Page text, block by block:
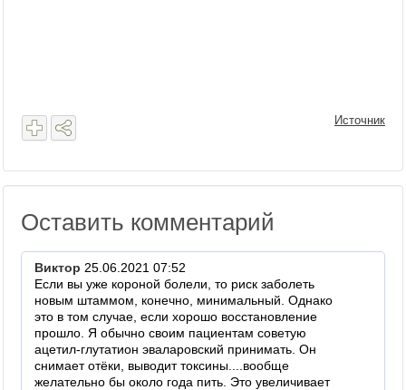
Источник
Оставить комментарий
Виктор 25.06.2021 07:52
Если вы уже короной болели, то риск заболеть
новым штаммом, конечно, минимальный. Однако
это в том случае, если хорошо восстановление
прошло. Я обычно своим пациентам советую
ацетил-глутатион эваларовский принимать. Он
снимает отёки, выводит токсины....вообще
желательно бы около года пить. Это увеличивает